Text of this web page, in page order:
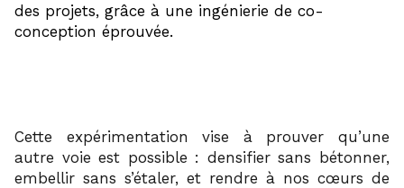
des projets, grâce à une ingénierie de co-
conception éprouvée.
Cette expérimentation vise à prouver qu’une
autre voie est possible : densifier sans bétonner,
embellir sans s’étaler, et rendre à nos cœurs de